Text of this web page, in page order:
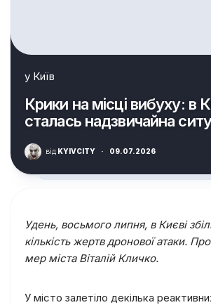
у Київ
Крики на місці вибуху: в
сталась надзвичайна
від KYIVCITY · 09.07.2026
Удень, восьмого липня, в Києві
кількість жертв дронової атаки.
мер міста Віталій Кличко.
У місто залетіло декілька